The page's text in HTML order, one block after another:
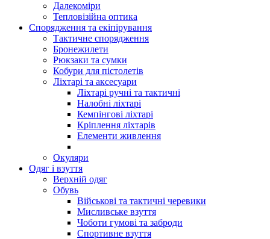
Далекоміри
Тепловізійна оптика
Спорядження та екіпірування
Тактичне спорядження
Бронежилети
Рюкзаки та сумки
Кобури для пістолетів
Ліхтарі та аксесуари
Ліхтарі ручні та тактичні
Налобні ліхтарі
Кемпінгові ліхтарі
Кріплення ліхтарів
Елементи живлення
Окуляри
Одяг і взуття
Верхній одяг
Обувь
Військові та тактичні черевики
Мисливське взуття
Чоботи гумові та заброди
Спортивне взуття